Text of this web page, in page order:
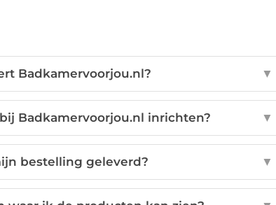
Badkamervoorjou.nl? ▼
Badkamervoorjou.nl inrichten? ▼
bestelling geleverd? ▼